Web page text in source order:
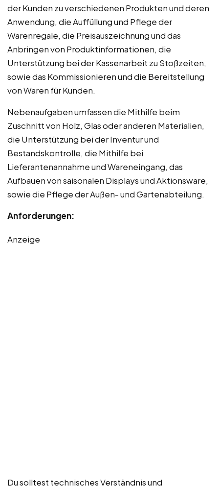
der Kunden zu verschiedenen Produkten und deren
Anwendung, die Auffüllung und Pflege der
Warenregale, die Preisauszeichnung und das
Anbringen von Produktinformationen, die
Unterstützung bei der Kassenarbeit zu Stoßzeiten,
sowie das Kommissionieren und die Bereitstellung
von Waren für Kunden.
Nebenaufgaben umfassen die Mithilfe beim
Zuschnitt von Holz, Glas oder anderen Materialien,
die Unterstützung bei der Inventur und
Bestandskontrolle, die Mithilfe bei
Lieferantenannahme und Wareneingang, das
Aufbauen von saisonalen Displays und Aktionsware,
sowie die Pflege der Außen- und Gartenabteilung.
Anforderungen:
Anzeige
Du solltest technisches Verständnis und